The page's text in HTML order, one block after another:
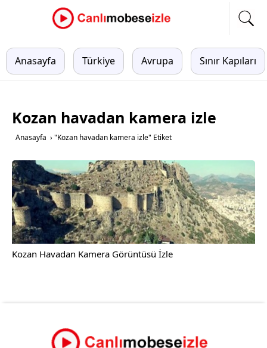
Anasayfa Türkiye Avrupa Sınır Kapıları
Kozan havadan kamera izle
Anasayfa › "Kozan havadan kamera izle" Etiket
Kozan Havadan Kamera Görüntüsü İzle